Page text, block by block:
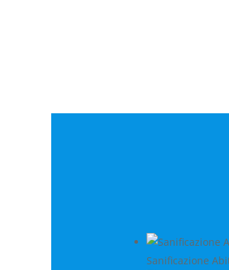
Sanificazione